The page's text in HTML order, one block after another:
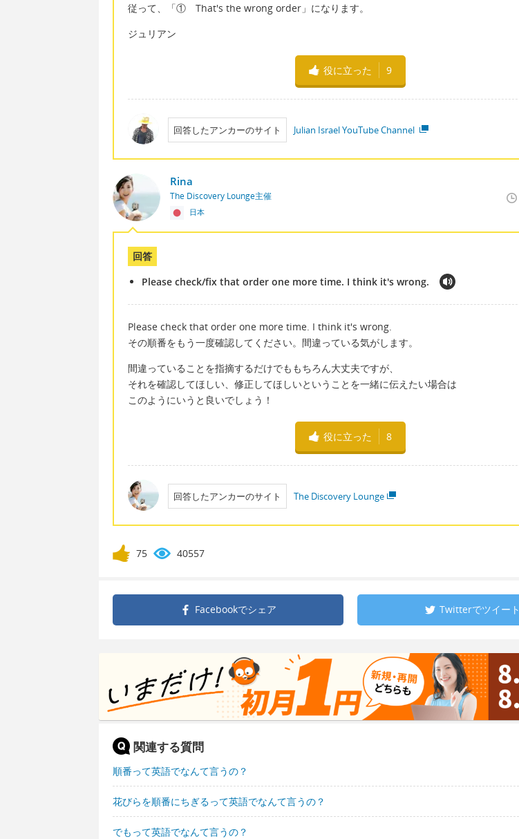
従って、「① That's the wrong order」になります。
ジュリアン
役に立った 9
回答したアンカーのサイト Julian Israel YouTube Channel
Rina
The Discovery Lounge主催
日本
回答
Please check/fix that order one more time. I think it's wrong.
Please check that order one more time. I think it's wrong.
その順番をもう一度確認してください。間違っている気がします。
間違っていることを指摘するだけでももちろん大丈夫ですが、
それを確認してほしい、修正してほしいということを一緒に伝えたい場合は
このようにいうと良いでしょう！
役に立った 8
回答したアンカーのサイト The Discovery Lounge
75 40557
Facebookでシェア Twitterでツイート
関連する質問
順番って英語でなんて言うの？
花びらを順番にちぎるって英語でなんて言うの？
でもって英語でなんて言うの？